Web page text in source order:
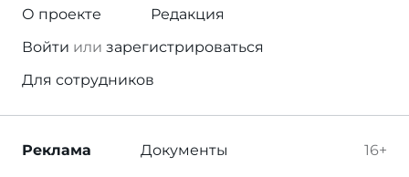
О проекте
Редакция
Войти или зарегистрироваться
Для сотрудников
16+
Реклама Документы